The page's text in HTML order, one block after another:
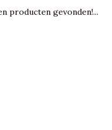
producten gevonden!...